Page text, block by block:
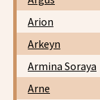
Arion
Arkeyn
Armina Soraya
Arne